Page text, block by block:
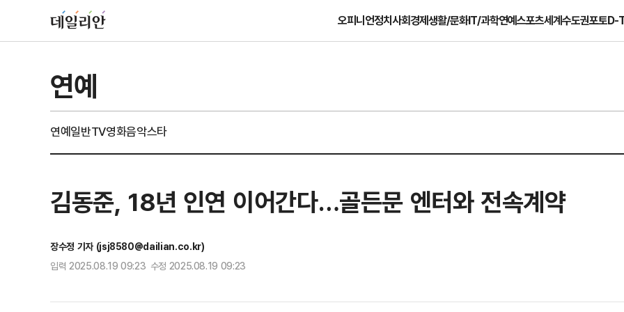
오피니언정치사회경제생활/문화IT/과학연예스포츠세계수도권포토D-
연예
연예일반TV영화음악스타
김동준, 18년 인연 이어간다…골든문 엔터와 전속계약
장수정 기자 (jsj8580@dailian.co.kr)
입력 2025.08.19 09:23 수정 2025.08.19 09:23